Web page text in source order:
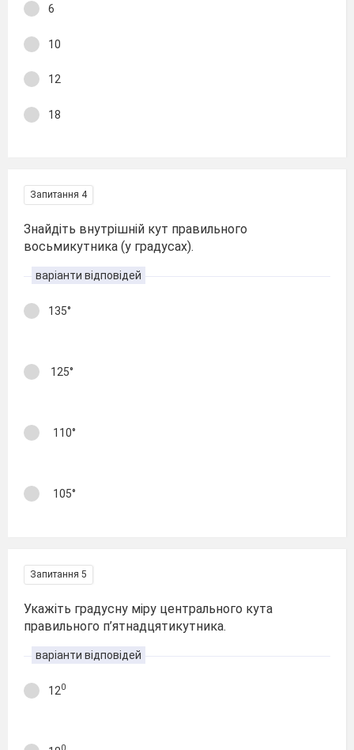
6
10
12
18
Запитання 4
Знайдіть внутрішній кут правильного
восьмикутника (у градусах).
варіанти відповідей
135°
125°
110°
105°
Запитання 5
Укажіть градусну міру центрального кута
правильного п’ятнадцятикутника.
варіанти відповідей
120